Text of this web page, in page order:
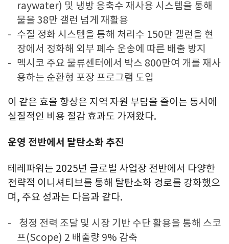
raywater) 및 냉방 응축수 재사용 시스템을 통해
물을 38만 갤런 넘게 재활용
수질 정화 시스템을 통해 처리수 150만 갤런을 현
장에서 정화해 외부 폐수 운송에 따른 배출 방지
멕시코 주요 물류센터에서 박스 800만여 개를 재사
용하는 순환형 포장 프로그램 도입
이 같은 효율 향상은 지역 자원 부담을 줄이는 동시에
실질적인 비용 절감 효과도 가져왔다.
운영 전반에서 탈탄소화 추진
테레파워는 2025년 글로벌 사업장 전반에서 다양한
전략적 이니셔티브를 통해 탈탄소화 경로를 강화했으
며, 주요 성과는 다음과 같다.
청정 전력 조달 및 시장 기반 수단 활용을 통해 스코
프(Scope) 2 배출량 9% 감축